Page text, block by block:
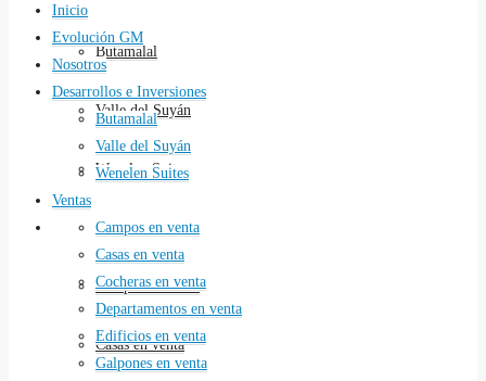
Butamalal
Valle del Suyán
Wenelen Suites
Ventas
Campos en venta
Casas en venta
Inicio
Evolución GM
Nosotros
Desarrollos e Inversiones
Butamalal
Valle del Suyán
Wenelen Suites
Ventas
Campos en venta
Casas en venta
Cocheras en venta
Departamentos en venta
Edificios en venta
Galpones en venta